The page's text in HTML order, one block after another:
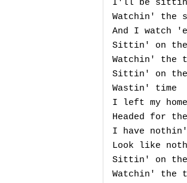
I'll be sittin'
Watchin' the
And I watch
Sittin' on the
Watchin' the
Sittin' on the
Wastin' time
I left my
Headed for
I have
Look like
Sittin' on the
Watchin' the